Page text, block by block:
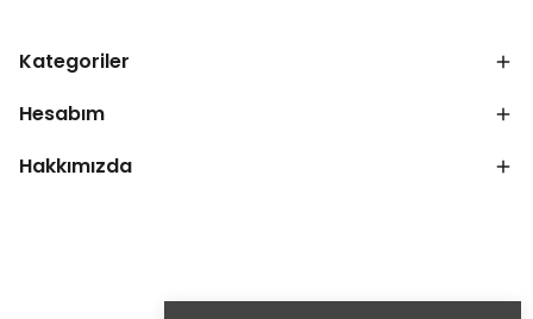
Kategoriler
Hesabım
Hakkımızda